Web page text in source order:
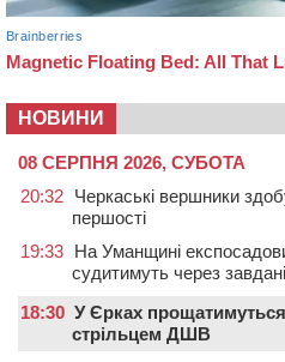
НОВИНИ
08 СЕРПНЯ 2026, СУБОТА
20:32 Черкаські вершники
першості
19:33 На Уманщині
судитимуть через
18:30 У Єрках
стрільцем ДШВ